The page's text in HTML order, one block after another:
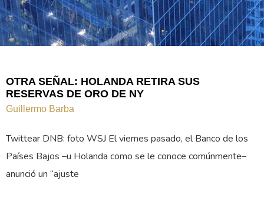
OTRA SEÑAL: HOLANDA RETIRA SUS
RESERVAS DE ORO DE NY
Guillermo Barba
Twittear DNB: foto WSJ El viernes pasado, el Banco de los
Países Bajos –u Holanda como se le conoce comúnmente–
anunció un “ajuste